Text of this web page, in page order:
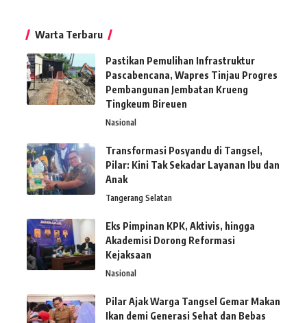
Warta Terbaru
Pastikan Pemulihan Infrastruktur
Pascabencana, Wapres Tinjau Progres
Pembangunan Jembatan Krueng
Tingkeum Bireuen
Nasional
Transformasi Posyandu di Tangsel,
Pilar: Kini Tak Sekadar Layanan Ibu dan
Anak
Tangerang Selatan
Eks Pimpinan KPK, Aktivis, hingga
Akademisi Dorong Reformasi
Kejaksaan
Nasional
Pilar Ajak Warga Tangsel Gemar Makan
Ikan demi Generasi Sehat dan Bebas